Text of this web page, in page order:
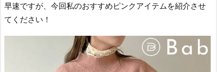
早速ですが、今回私のおすすめピンクアイテムを紹介させ
てください！